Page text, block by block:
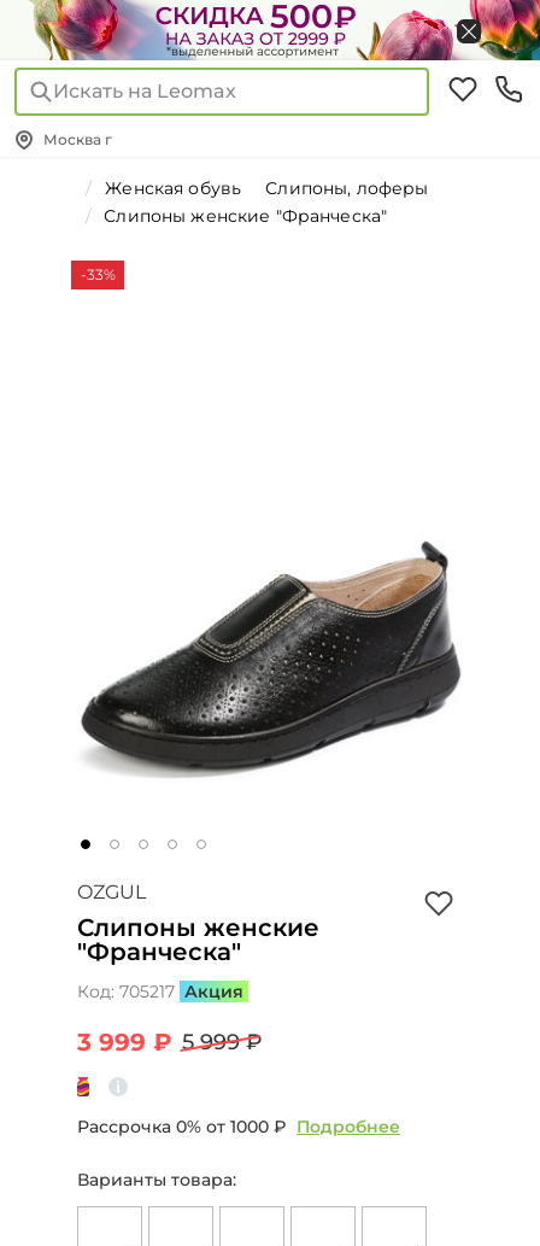
Искать на Leomax
Москва г
Женская обувь
Слипоны, лоферы
Слипоны женские "Франческа"
-33%
OZGUL
Слипоны женские
"Франческа"
Код: 705217 Акция
3 999 ₽ 5 999 ₽
Рассрочка 0% от 1000 ₽ Подробнее
Варианты товара: